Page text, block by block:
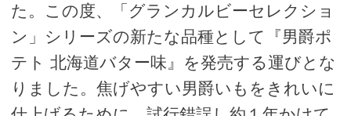
た。この度、「グランカルビーセレクショ
ン」シリーズの新たな品種として『男爵ポ
テト 北海道バター味』を発売する運びとな
りました。焦げやすい男爵いもをきれいに